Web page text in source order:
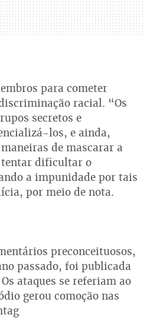
para cometer
racial. “Os
secretos e
los, e ainda,
de mascarar a
tentar dificultar o
a impunidade por tais
por meio de nota.
preconceituosos,
passado, foi publicada
ataques se referiam ao
gerou comoção nas